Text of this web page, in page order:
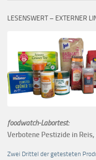
LESENSWERT – EXTERNER
foodwatch-Labortest:
Verbotene Pestizide in Reis,
Zwei Drittel der getesteten